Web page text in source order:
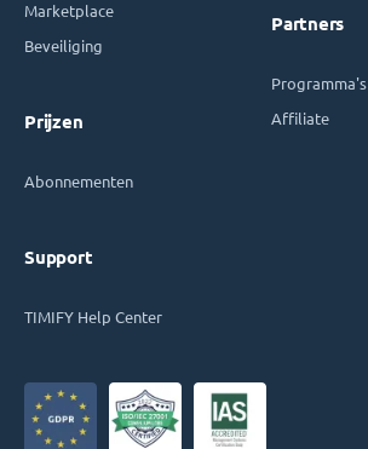
Marketplace
Beveiliging
Prijzen
Abonnementen
Support
TIMIFY Help Center
Partners
Programma's
Affiliate